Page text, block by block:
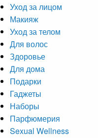
Уход за лицом
Макияж
Уход за телом
Для волос
Здоровье
Для дома
Подарки
Гаджеты
Наборы
Парфюмерия
Sexual Wellness